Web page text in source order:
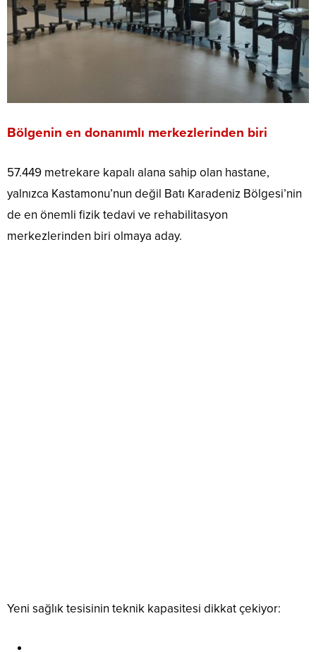
Bölgenin en donanımlı merkezlerinden biri
57.449 metrekare kapalı alana sahip olan hastane,
yalnızca Kastamonu’nun değil Batı Karadeniz Bölgesi’nin
de en önemli fizik tedavi ve rehabilitasyon
merkezlerinden biri olmaya aday.
Yeni sağlık tesisinin teknik kapasitesi dikkat çekiyor: